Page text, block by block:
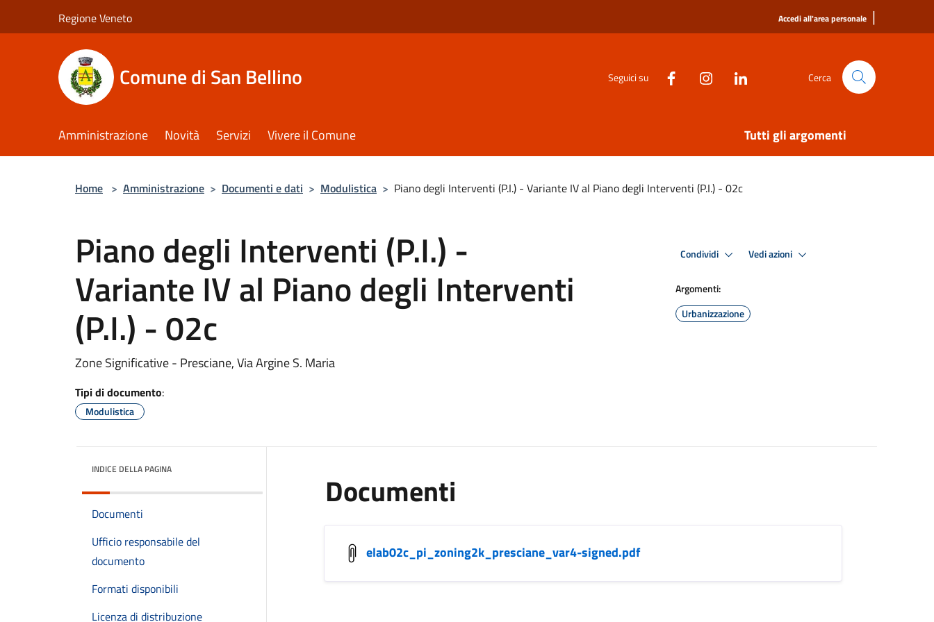
Regione Veneto Accedi all'area personale |
Comune di San Bellino Seguici su Cerca
Amministrazione Novità Servizi Vivere il Comune Tutti gli argomenti
Home > Amministrazione > Documenti e dati > Modulistica > Piano degli Interventi (P.I.) - Variante IV al Piano degli Interventi (P.I.) - 02c
Piano degli Interventi (P.I.) -
Variante IV al Piano degli Interventi
(P.I.) - 02c
Zone Significative - Presciane, Via Argine S. Maria
Tipi di documento:
Modulistica
Condividi Vedi azioni
Argomenti:
Urbanizzazione
INDICE DELLA PAGINA
Documenti
Ufficio responsabile del
documento
Formati disponibili
Licenza di distribuzione
Documenti
elab02c_pi_zoning2k_presciane_var4-signed.pdf